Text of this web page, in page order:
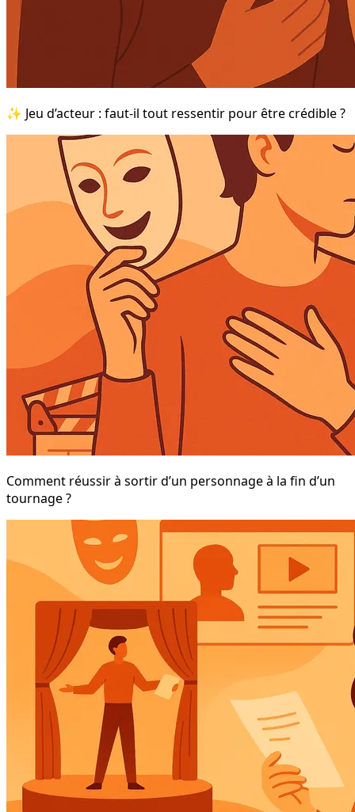
✨ Jeu d’acteur : faut-il tout ressentir pour être crédible ?
Comment réussir à sortir d’un personnage à la fin d’un
tournage ?